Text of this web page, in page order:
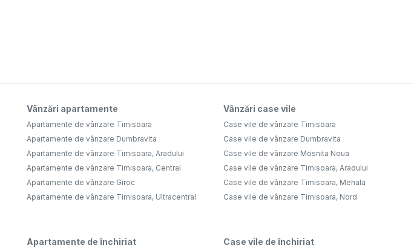
Vânzări apartamente
Apartamente de vânzare Timisoara
Apartamente de vânzare Dumbravita
Apartamente de vânzare Timisoara, Aradului
Apartamente de vânzare Timisoara, Central
Apartamente de vânzare Giroc
Apartamente de vânzare Timisoara, Ultracentral
Vânzări case vile
Case vile de vânzare Timisoara
Case vile de vânzare Dumbravita
Case vile de vânzare Mosnita Noua
Case vile de vânzare Timisoara, Aradului
Case vile de vânzare Timisoara, Mehala
Case vile de vânzare Timisoara, Nord
Apartamente de închiriat Case vile de închiriat